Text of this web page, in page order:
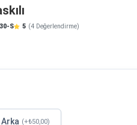
S 5 (4 Değerlendirme)
Arka (+₺50,00)